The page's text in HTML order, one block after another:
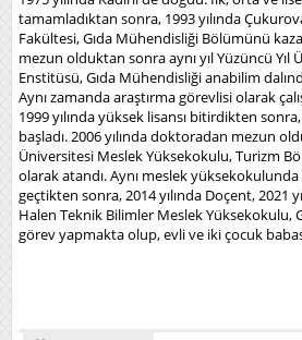
tamamladıktan sonra, 1993 yılında
Fakültesi, Gıda Mühendisliği Bölümünü
mezun olduktan sonra aynı yıl Yüzüncü Yıl
Enstitüsü, Gıda Mühendisliği anabilim
Aynı zamanda araştırma görevlisi olarak
1999 yılında yüksek lisansı bitirdikten
başladı. 2006 yılında doktoradan mezun
Üniversitesi Meslek Yüksekokulu, Turizm
olarak atandı. Aynı meslek
geçtikten sonra, 2014 yılında Doçent, 2021
Halen Teknik Bilimler Meslek Yüksekokulu,
görev yapmakta olup, evli ve iki çocuk